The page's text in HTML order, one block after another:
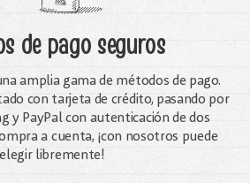
de pago seguros
amplia gama de métodos de pago.
con tarjeta de crédito, pasando por
y PayPal con autenticación de dos
a cuenta, ¡con nosotros puede
elegir libremente!